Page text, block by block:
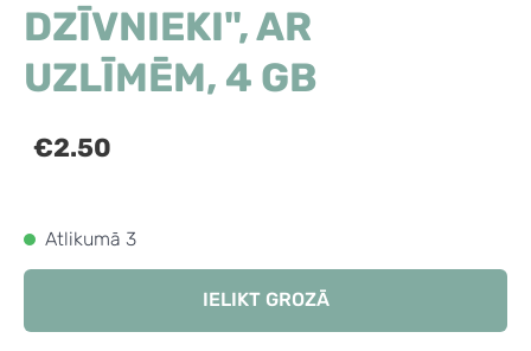
DZĪVNIEKI", AR
UZLĪMĒM, 4 GB
€2.50
Atlikumā 3
IELIKT GROZĀ